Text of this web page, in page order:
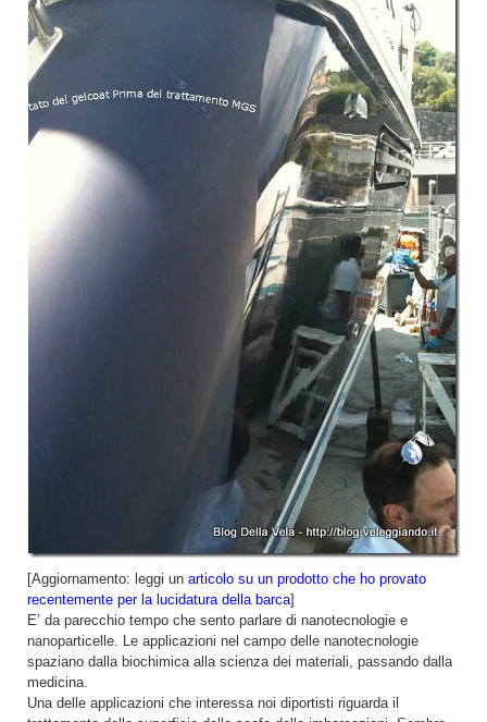
[Aggiornamento: leggi un articolo su un prodotto che ho provato
recentemente per la lucidatura della barca]
E’ da parecchio tempo che sento parlare di nanotecnologie e
nanoparticelle. Le applicazioni nel campo delle nanotecnologie
spaziano dalla biochimica alla scienza dei materiali, passando dalla
medicina.
Una delle applicazioni che interessa noi diportisti riguarda il